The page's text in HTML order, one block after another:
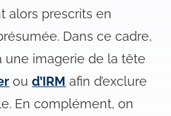
alors prescrits en
Dans ce cadre,
une imagerie de la tête
oud’IRM afin d’exclure
En complément, on